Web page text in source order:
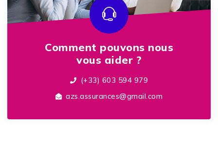
Comment pouvons nous
vous aider ?
(+33) 603 594 979
azs.assurances@gmail.com